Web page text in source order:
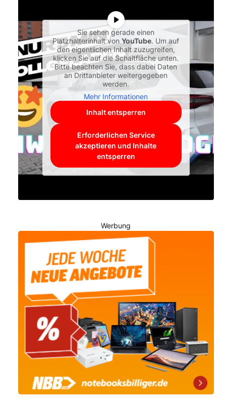
Sie sehen gerade einen
Platzhalterinhalt vonYouTube. Um auf
den eigentlichen Inhalt zuzugreifen,
klicken Sie auf die Schaltfläche unten.
Bitte beachten Sie, dass dabei Daten
an Drittanbieter weitergegeben
werden.
Mehr Informationen
Inhalt entsperren
Erforderlichen Service
akzeptieren und Inhalte
entsperren
Werbung